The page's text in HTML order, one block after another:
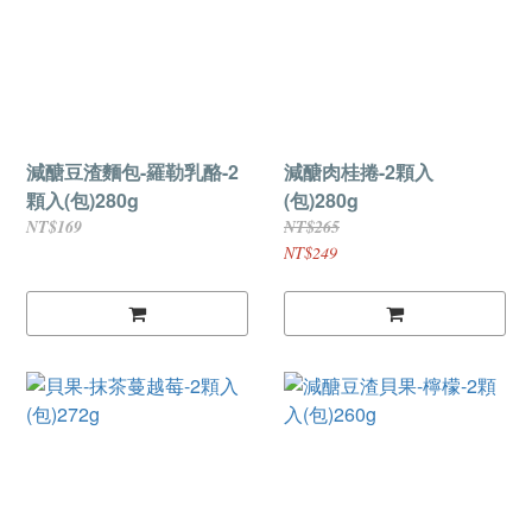
減醣豆渣麵包-羅勒乳酪-2
顆入(包)280g
NT$169
減醣肉桂捲-2顆入
(包)280g
NT$265
NT$249